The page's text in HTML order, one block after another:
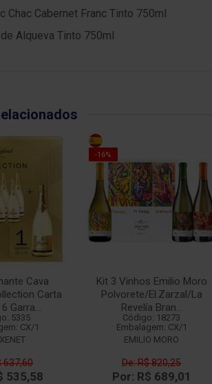
Chac Cabernet Franc Tinto 750ml
Alqueva Tinto 750ml
Cava
Carta
Garra...
5335
CX/1
637,60
535,58
-16%
Kit 3 Vinhos Emilio Moro
Polvorete/El.Zarzal/La
Revelía Bran...
Código: 18273
Embalagem: CX/1
EMILIO MORO
De: R$ 820,25
Por: R$ 689,01